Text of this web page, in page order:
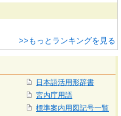
>>もっとランキングを見る
日本語活用形辞書
宮内庁用語
標準案内用図記号一覧